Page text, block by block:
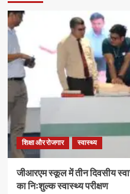
शिक्षा और रोजगार स्वास्थ्य
जीआरएम स्कूल में तीन दिवसीय
का निःशुल्क स्वास्थ्य परीक्षण